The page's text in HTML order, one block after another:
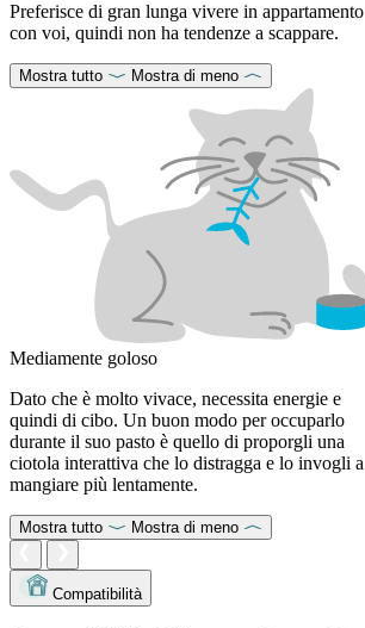
Preferisce di gran lunga vivere in appartamento
con voi, quindi non ha tendenze a scappare.
Mostra tutto Mostra di meno
Mediamente goloso
Dato che è molto vivace, necessita energie e
quindi di cibo. Un buon modo per occuparlo
durante il suo pasto è quello di proporgli una
ciotola interattiva che lo distragga e lo invogli a
mangiare più lentamente.
Mostra tutto Mostra di meno
Compatibilità